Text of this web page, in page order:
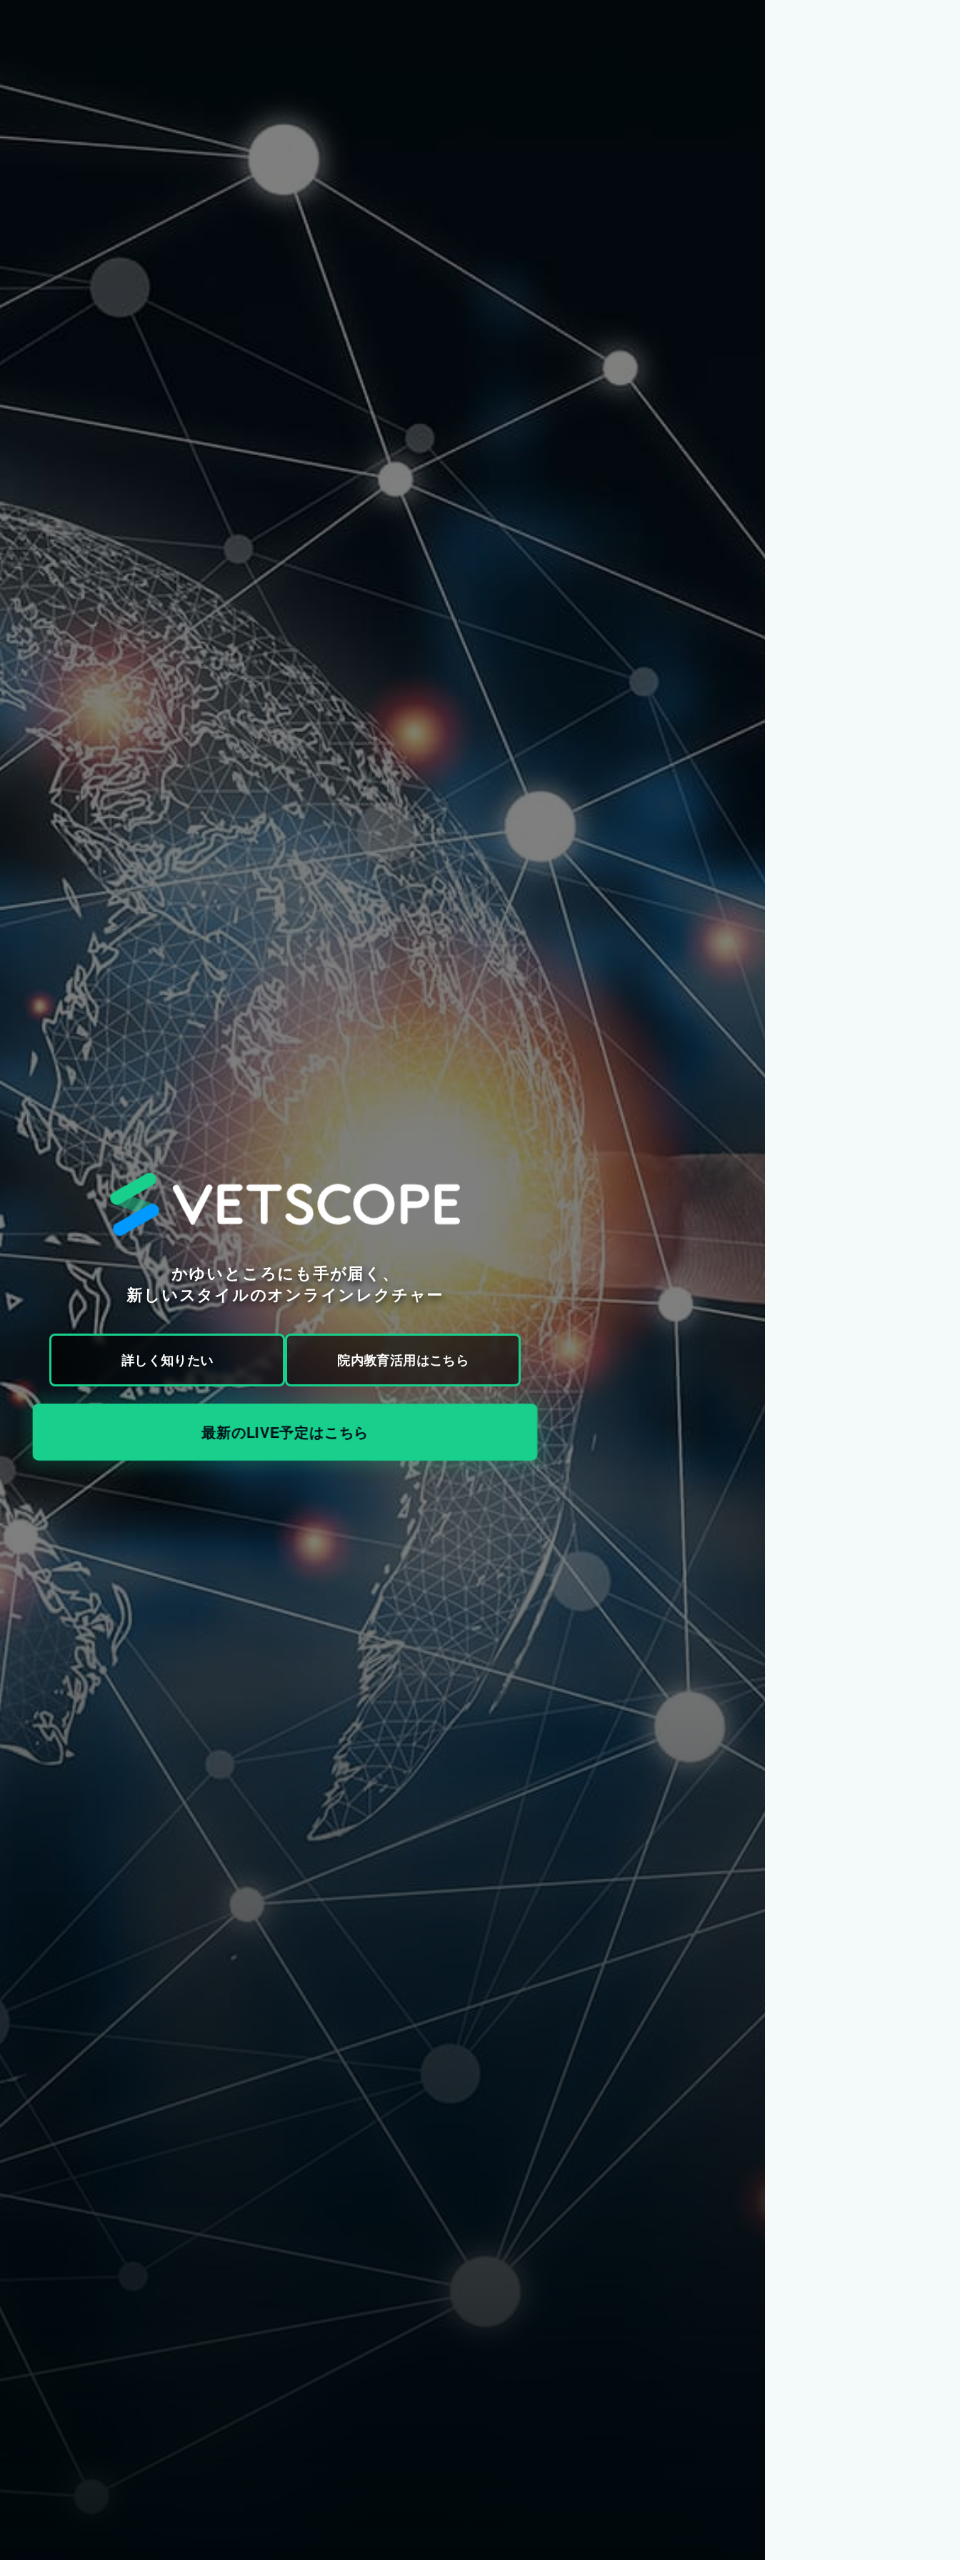
VETSCOPE CE
かゆいところにも手が届く、
新しいスタイルのオンラインレクチャー
詳しく知りたい 院内教育活用はこちら
最新のLIVE予定はこちら